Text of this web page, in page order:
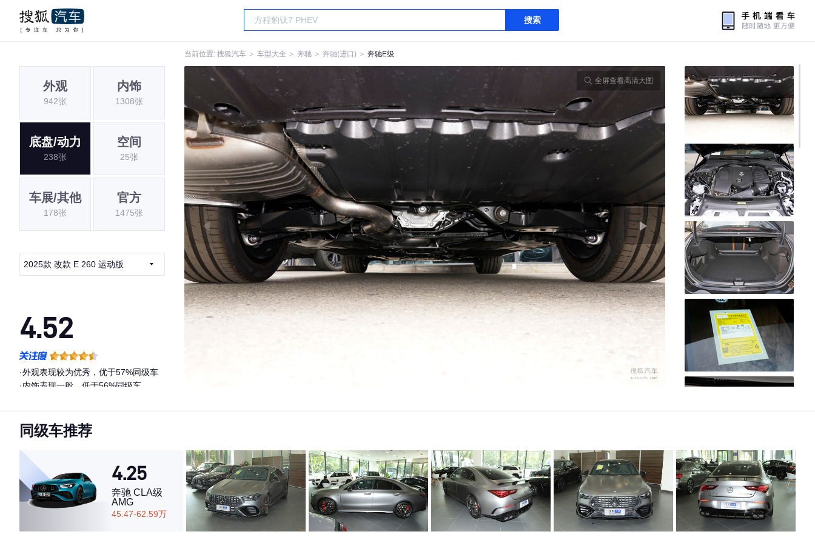
搜索
当前位置: 搜狐汽车 ＞ 车型大全 ＞ 奔驰 ＞ 奔驰(进口) ＞ 奔驰E级
外观
942张
内饰
1308张
底盘/动力
238张
空间
25张
车展/其他
178张
官方
1475张
2025款 改款 E 260 运动版
4.52
·外观表现较为优秀，优于57%同级车
·内饰表现一般，低于56%同级车
全屏查看高清大图
同级车推荐
4.25
奔驰 CLA级
AMG
45.47-62.59万